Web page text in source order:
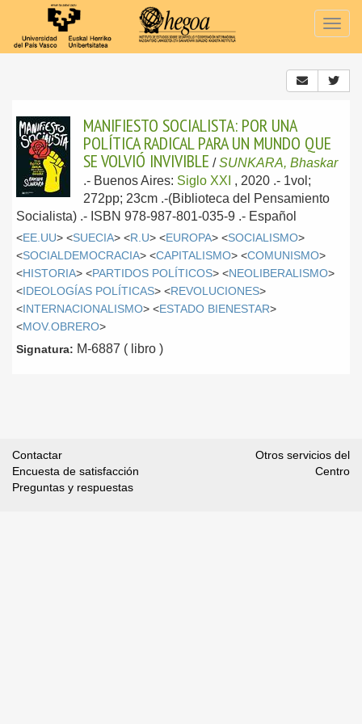
MANIFIESTO SOCIALISTA: POR UNA
POLÍTICA RADICAL PARA UN MUNDO QUE
SE VOLVIÓ INVIVIBLE /SUNKARA, Bhaskar
.- Buenos Aires: Siglo XXI , 2020 .- 1vol;
272pp; 23cm .-(Biblioteca del Pensamiento
Socialista) .- ISBN 978-987-801-035-9 .- Español
<EE.UU> <SUECIA> <R.U> <EUROPA> <SOCIALISMO>
<SOCIALDEMOCRACIA> <CAPITALISMO> <COMUNISMO>
<HISTORIA> <PARTIDOS POLÍTICOS> <NEOLIBERALISMO>
<IDEOLOGÍAS POLÍTICAS> <REVOLUCIONES>
<INTERNACIONALISMO> <ESTADO BIENESTAR>
<MOV.OBRERO>
Signatura: M-6887 ( libro )
Contactar
Encuesta de satisfacción
Preguntas y respuestas
Otros servicios del
Centro